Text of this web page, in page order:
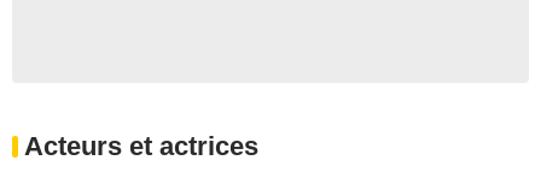
Acteurs et actrices